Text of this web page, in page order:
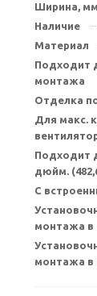
Ширина, мм
Наличие
Материал
Подходит
монтажа
Отделка
Для макс.
Подходит
дюйм.
С
монтажа
монтажа